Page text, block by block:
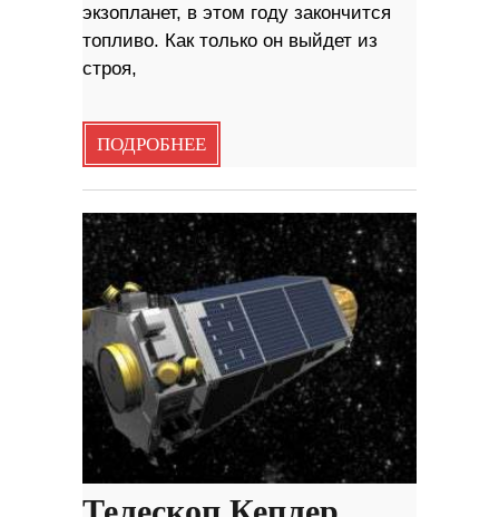
экзопланет, в этом году закончится
топливо. Как только он выйдет из
строя,
ПОДРОБНЕЕ